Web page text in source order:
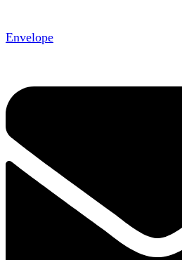
Envelope